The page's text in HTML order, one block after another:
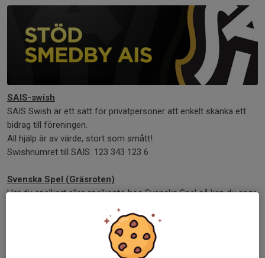
SAIS-swish
SAIS Swish är ett sätt för privatpersoner att enkelt skänka ett
bidrag till föreningen.
All hjälp är av värde, stort som smått!
Swishnumret till SAIS: 123 343 123 6
Svenska Spel (Gräsroten)
Har du spelkort eller spelkonto hos Svenska Spel så kan du ange
att du vill stödja Smedby AIS. Vid varje spel så registreras då
poäng på Smedby AIS som sedan omräknas till pengar.
Mer info om du klickar på annonsen i högermarginalen,
Gräsroten (Svenska Spel). Du kan även hitta info på